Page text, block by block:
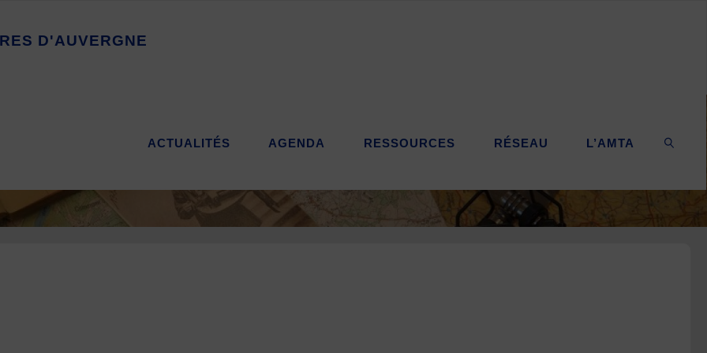
RES D'AUVERGNE
ACTUALITÉS AGENDA RESSOURCES RÉSEAU L’AMTA